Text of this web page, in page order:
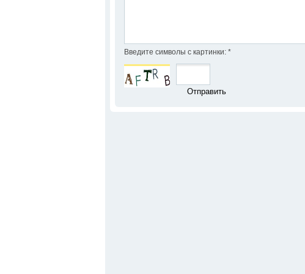
Введите символы с картинки: *